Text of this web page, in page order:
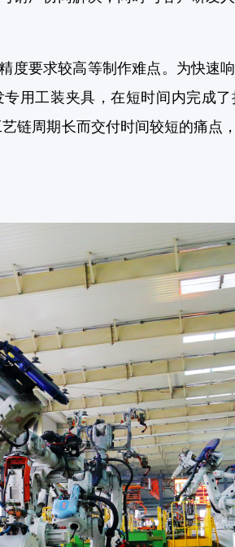
要求较高等制作难点。为快速
用工装夹具，在短时间内完成
链周期长而交付时间较短的痛点